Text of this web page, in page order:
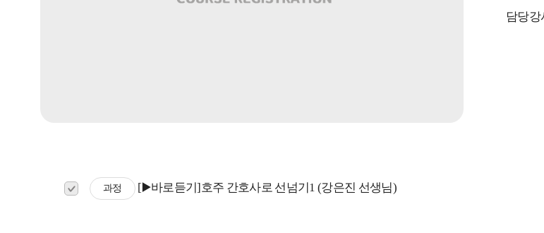
담당강
과정 [▶️바로듣기]호주 간호사로 선넘기1 (강은진 선생님)